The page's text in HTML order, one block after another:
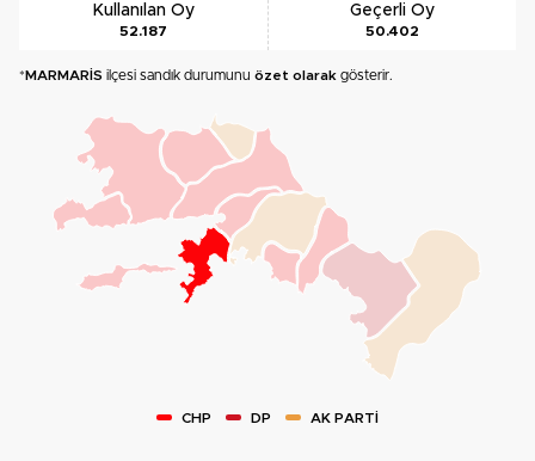
Kullanılan Oy
52.187
Geçerli Oy
50.402
*MARMARİS ilçesi sandık durumunu özet olarak gösterir.
CHP DP AK PARTİ